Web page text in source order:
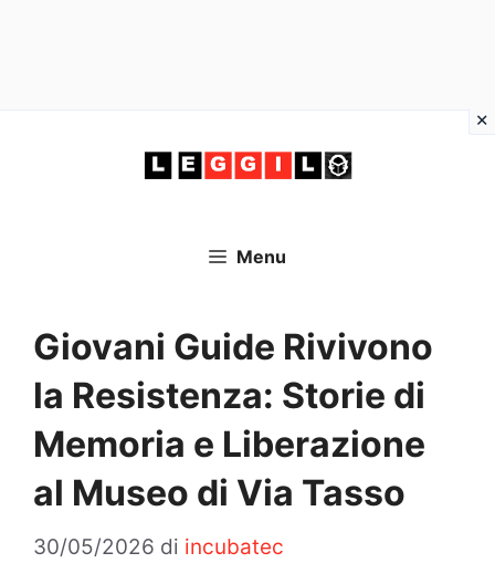
Menu
Giovani Guide Rivivono
la Resistenza: Storie di
Memoria e Liberazione
al Museo di Via Tasso
30/05/2026 di incubatec